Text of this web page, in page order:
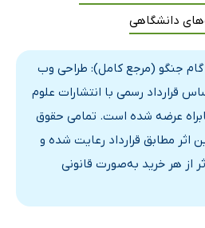
دانشگاهی
جنگو (مرجع کامل): طراحی وب
قرارداد رسمی با انتشارات علوم
عرضه شده است. تمامی حقوق
اثر مطابق قرارداد رعایت شده و
از هر خرید به‌صورت قانونی